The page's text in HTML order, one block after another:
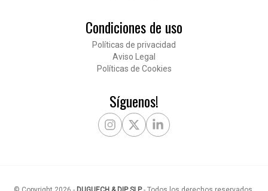
Condiciones de uso
Políticas de privacidad
Aviso Legal
Políticas de Cookies
Síguenos!
InstagramX TwitterLinkedIn